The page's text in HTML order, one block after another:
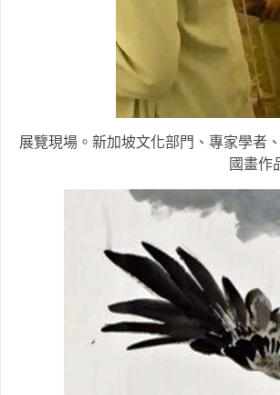
展覽現場。新加坡文化部門、專家學者
國畫作